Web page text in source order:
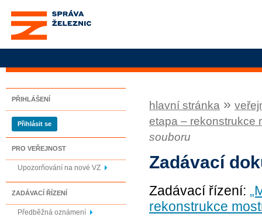
Správa železnic, státní
organizace
PŘIHLÁŠENÍ
Přihlásit se
PRO VEŘEJNOST
Upozorňování na nové VZ
ZADÁVACÍ ŘÍZENÍ
Předběžná oznámení
hlavní stránka »
etapa – rekonstrukce
souboru
Zadávací
Zadávací řízení:
rekonstrukce